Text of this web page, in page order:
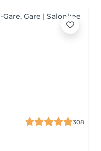
308